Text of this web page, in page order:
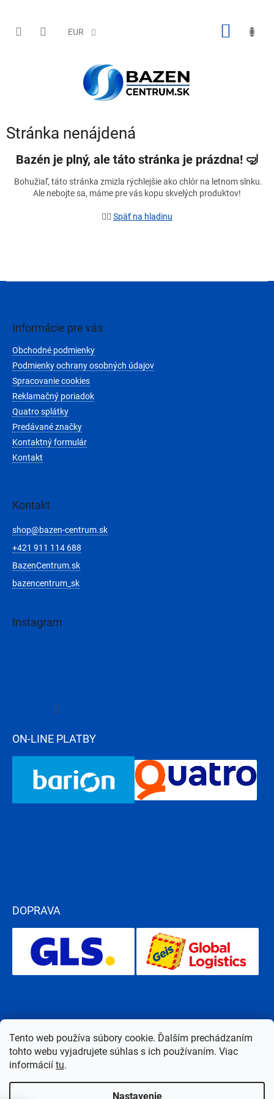
Tento web používa súbory cookie. Ďalším prechádzaním
tohto webu vyjadrujete súhlas s ich používaním. Viac
informácií tu.
Nastavenie
obsah
EUR
Stránka nenájdená
Bazén je plný, ale táto stránka je prázdna! 🤿
Bohužiaľ, táto stránka zmizla rýchlejšie ako chlór na letnom slnku.
Ale nebojte sa, máme pre vás kopu skvelých produktov!
🏊‍♂️ Späť na hladinu
Informácie pre vás
Obchodné podmienky
Podmienky ochrany osobných údajov
Spracovanie cookies
Reklamačný poriadok
Quatro splátky
Predávané značky
Kontaktný formulár
Kontakt
Kontakt
shop@bazen-centrum.sk
+421 911 114 688
BazenCentrum.sk
bazencentrum_sk
Instagram
ON-LINE PLATBY
DOPRAVA